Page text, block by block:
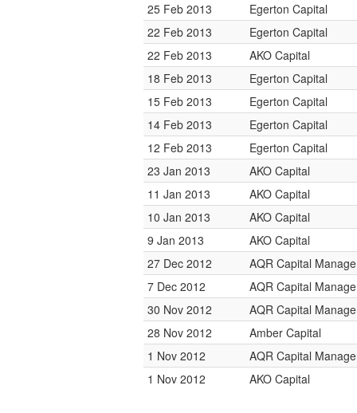
25 Feb 2013
Egerton Capital
22 Feb 2013
Egerton Capital
22 Feb 2013
AKO Capital
18 Feb 2013
Egerton Capital
15 Feb 2013
Egerton Capital
14 Feb 2013
Egerton Capital
12 Feb 2013
Egerton Capital
23 Jan 2013
AKO Capital
11 Jan 2013
AKO Capital
10 Jan 2013
AKO Capital
9 Jan 2013
AKO Capital
27 Dec 2012
AQR Capital
7 Dec 2012
AQR Capital
30 Nov 2012
AQR Capital
28 Nov 2012
Amber Capital
1 Nov 2012
AQR Capital
1 Nov 2012
AKO Capital